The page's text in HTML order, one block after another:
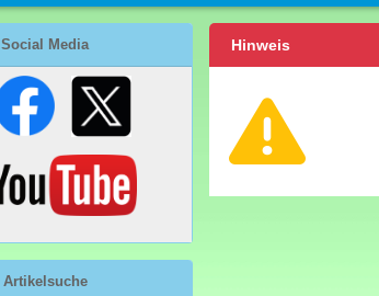
Social Media
Artikelsuche
Hinweis